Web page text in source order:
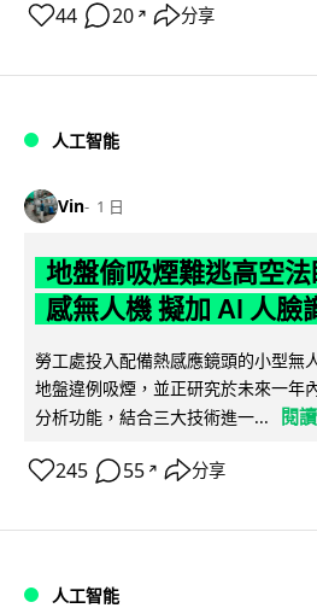
44 20 ↗ 分享
人工智能
Vin 1 日
地盤偷吸煙難逃高空
感無人機 擬加 AI 人臉
勞工處投入配備熱感應鏡頭的小型無
地盤違例吸煙，並正研究於未來一年
分析功能，結合三大技術進一...
閱
245 55 ↗ 分享
人工智能